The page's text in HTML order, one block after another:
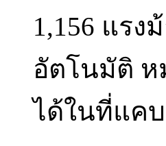
1,156 แร
อัตโนมัติ ห
ได้ในที่แคบ